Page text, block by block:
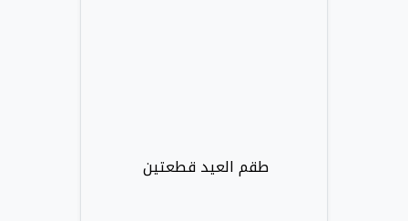
طقم العيد قطعتين